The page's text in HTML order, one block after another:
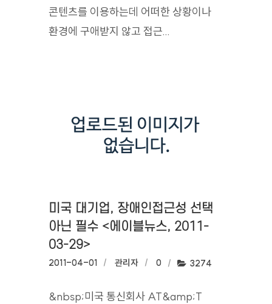
콘텐츠를 이용하는데 어떠한 상황이나
환경에 구애받지 않고 접근...
미국 대기업, 장애인접근성 선택
아닌 필수 <에이블뉴스, 2011-
03-29>
작성일:
2011-04-01 작성자:
관리자 댓글수:
0 조회수:
3274
&nbsp;미국 통신회사 AT&amp;T